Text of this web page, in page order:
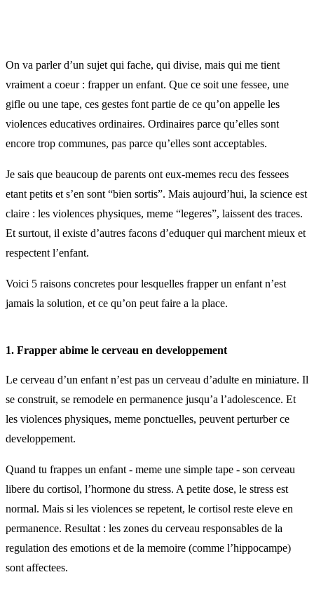
On va parler d’un sujet qui fache, qui divise, mais qui me tient
vraiment a coeur : frapper un enfant. Que ce soit une fessee, une
gifle ou une tape, ces gestes font partie de ce qu’on appelle les
violences educatives ordinaires. Ordinaires parce qu’elles sont
encore trop communes, pas parce qu’elles sont acceptables.
Je sais que beaucoup de parents ont eux-memes recu des fessees
etant petits et s’en sont “bien sortis”. Mais aujourd’hui, la science est
claire : les violences physiques, meme “legeres”, laissent des traces.
Et surtout, il existe d’autres facons d’eduquer qui marchent mieux et
respectent l’enfant.
Voici 5 raisons concretes pour lesquelles frapper un enfant n’est
jamais la solution, et ce qu’on peut faire a la place.
1. Frapper abime le cerveau en developpement
Le cerveau d’un enfant n’est pas un cerveau d’adulte en miniature. Il
se construit, se remodele en permanence jusqu’a l’adolescence. Et
les violences physiques, meme ponctuelles, peuvent perturber ce
developpement.
Quand tu frappes un enfant - meme une simple tape - son cerveau
libere du cortisol, l’hormone du stress. A petite dose, le stress est
normal. Mais si les violences se repetent, le cortisol reste eleve en
permanence. Resultat : les zones du cerveau responsables de la
regulation des emotions et de la memoire (comme l’hippocampe)
sont affectees.